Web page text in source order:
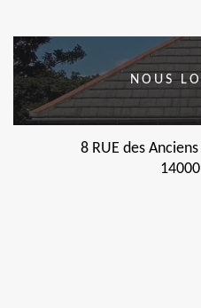
NOUS
8 RUE des